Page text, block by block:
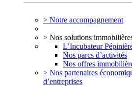
> Notre accompagnement
> Nos solutions
L’Incubateur
Nos parcs d’activités
Nos offres
> Nos partenaires
d’entreprises